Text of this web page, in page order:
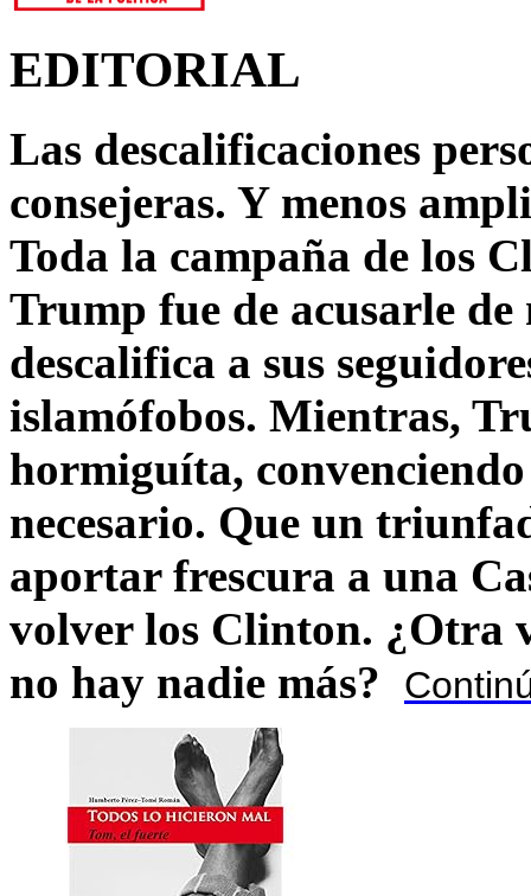
EDITORIAL
Las descalificaciones
consejeras. Y menos
Toda la campaña de los
Trump fue de acusarle
descalifica a sus
islamófobos. Mientras,
hormiguíta,
necesario. Que un
aportar frescura a una
volver los Clinton. ¿Otra
no hay nadie más?